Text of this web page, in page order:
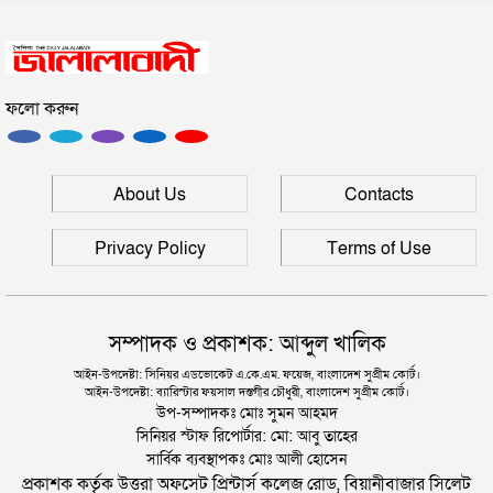
প্রধানমন্ত্রী
সিলেটে আরও দুইজনের মৃত্যু, হাসপাতালে ৩ শতাধিক
ফলো করুন
About Us Contacts
Privacy Policy Terms of Use
সম্পাদক ও প্রকাশক: আব্দুল খালিক
আইন-উপদেষ্টা: সিনিয়র এডভোকেট এ.কে.এম. ফয়েজ, বাংলাদেশ সুপ্রীম কোর্ট।
আইন-উপদেষ্টা: ব্যারিস্টার ফয়সাল দস্তগীর চৌধুরী, বাংলাদেশ সুপ্রীম কোর্ট।
উপ-সম্পাদকঃ মোঃ সুমন আহমদ
সিনিয়র স্টাফ রিপোর্টার: মো: আবু তাহের
সার্বিক ব্যবস্থাপকঃ মোঃ আলী হোসেন
প্রকাশক কর্তৃক উত্তরা অফসেট প্রিন্টার্স কলেজ রোড, বিয়ানীবাজার সিলেট